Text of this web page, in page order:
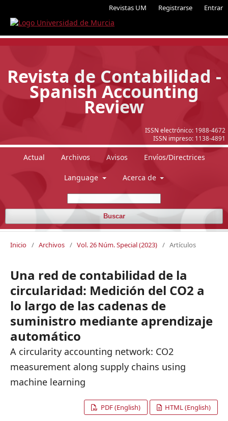
Revistas UM Registrarse Entrar
ISSN electrónico: 1988-4672
ISSN impreso: 1138-4891
Revista de Contabilidad -
Spanish Accounting
Review
Actual Archivos Avisos Envíos/Directrices
Language Acerca de
Buscar
Inicio / Archivos / Vol. 26 Núm. Special (2023) / Artículos
Una red de contabilidad de la
circularidad: Medición del CO2 a
lo largo de las cadenas de
suministro mediante aprendizaje
automático
A circularity accounting network: CO2
measurement along supply chains using
machine learning
PDF (English) HTML (English)